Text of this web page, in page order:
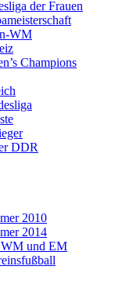
der Frauen
WM
Champions
DDR
2010
2014
und EM